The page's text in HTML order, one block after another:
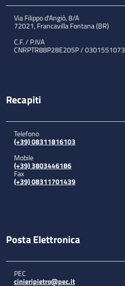
Via Filippo d'Angiò, 8/A
72021, Francavilla Fontana (BR)
C.F. / P.IVA
CNRPTR88P28E205P /
Recapiti
Telefono
(+39) 08311816103
Mobile
(+39) 3803446186
Fax
(+39) 08311701439
Posta Elettronica
PEC
cinieripietro@pec.it